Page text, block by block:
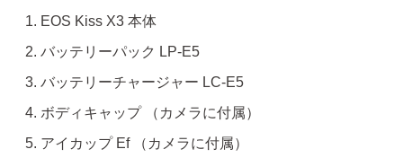
EOS Kiss X3 本体
バッテリーパック LP-E5
バッテリーチャージャー LC-E5
ボディキャップ （カメラに付属）
アイカップ Ef （カメラに付属）